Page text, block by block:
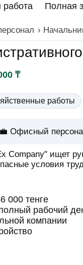
работа Полная
›
₸
работы
💼 Офисный
Company" ищет
условия
000 тенге
рабочий
компании